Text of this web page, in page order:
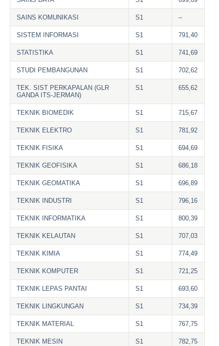
SAINS KOMUNIKASI S1 –
SISTEM INFORMASI S1 791,40
STATISTIKA S1 741,69
STUDI PEMBANGUNAN S1 702,62
TEK. SIST PERKAPALAN (GLR
GANDA ITS-JERMAN)
S1 655,62
TEKNIK BIOMEDIK S1 715,67
TEKNIK ELEKTRO S1 781,92
TEKNIK FISIKA S1 694,69
TEKNIK GEOFISIKA S1 686,18
TEKNIK GEOMATIKA S1 696,89
TEKNIK INDUSTRI S1 796,16
TEKNIK INFORMATIKA S1 800,39
TEKNIK KELAUTAN S1 707,03
TEKNIK KIMIA S1 774,49
TEKNIK KOMPUTER S1 721,25
TEKNIK LEPAS PANTAI S1 693,60
TEKNIK LINGKUNGAN S1 734,39
TEKNIK MATERIAL S1 767,75
TEKNIK MESIN S1 782,75